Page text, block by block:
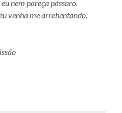
nem pareça pássaro.
venha me arrebentando,